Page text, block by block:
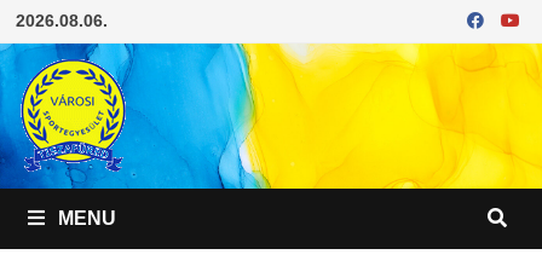
Skip
to
content
2026.08.06.
MENU